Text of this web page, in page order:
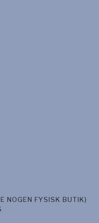
NOGEN FYSISK BUTIK)